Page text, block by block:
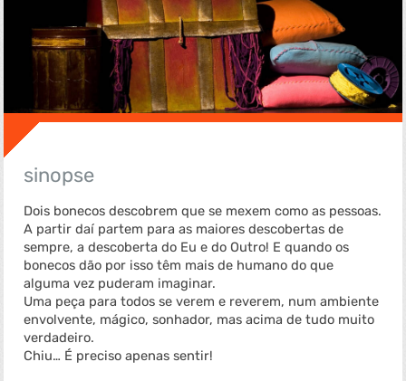
sinopse
Dois bonecos descobrem que se mexem como as pessoas.
A partir daí partem para as maiores descobertas de
sempre, a descoberta do Eu e do Outro! E quando os
bonecos dão por isso têm mais de humano do que
alguma vez puderam imaginar.
Uma peça para todos se verem e reverem, num ambiente
envolvente, mágico, sonhador, mas acima de tudo muito
verdadeiro.
Chiu… É preciso apenas sentir!